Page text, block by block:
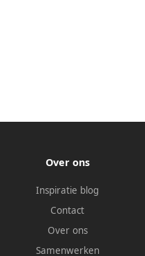
Over ons
Inspiratie blog
Contact
Over ons
Samenwerken